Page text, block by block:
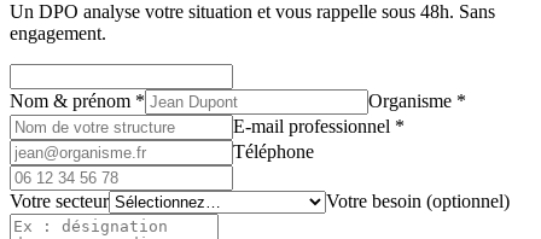
Un DPO analyse votre situation et vous rappelle sous 48h. Sans
engagement.
Nom & prénom * Organisme *
E-mail professionnel *
Téléphone
Votre secteur Votre besoin (optionnel)